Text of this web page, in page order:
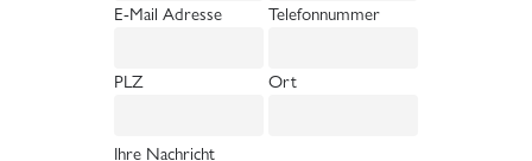
E-Mail Adresse Telefonnummer
PLZ Ort
Ihre Nachricht